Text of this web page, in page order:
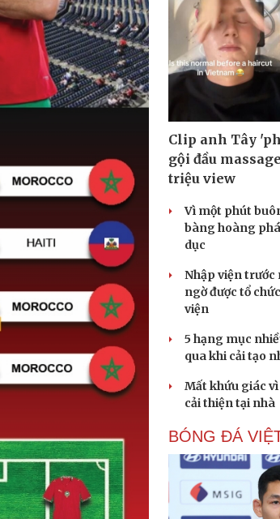
Clip anh Tây
gội đầu
triệu view
Vì một phút
bàng hoàng
dục
Nhập viện trước
ngờ được tổ
viện
5 hạng mục
qua khi cải tạo
Mất khứu giác
cải thiện tại nhà
BÓNG ĐÁ